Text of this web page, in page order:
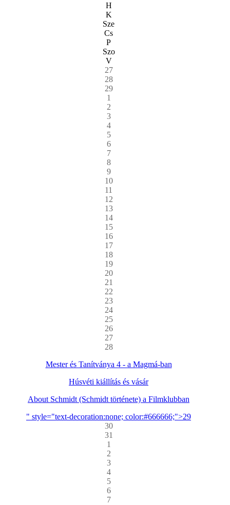
H
K
Sze
Cs
P
Szo
V
27
28
29
1
2
3
4
5
6
7
8
9
10
11
12
13
14
15
16
17
18
19
20
21
22
23
24
25
26
27
28
Mester és Tanítványa 4 - a Magmá-ban
Húsvéti kiállítás és vásár
About Schmidt (Schmidt története) a Filmklubban
" style="text-decoration:none; color:#666666;">29
30
31
1
2
3
4
5
6
7